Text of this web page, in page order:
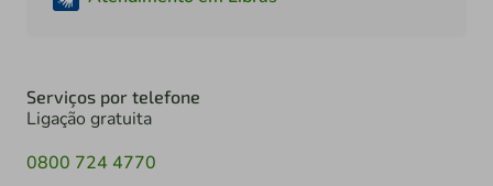
Serviços por telefone
Ligação gratuita
0800 724 4770